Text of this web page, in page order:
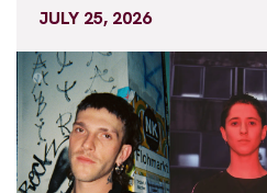
JULY 25, 2026